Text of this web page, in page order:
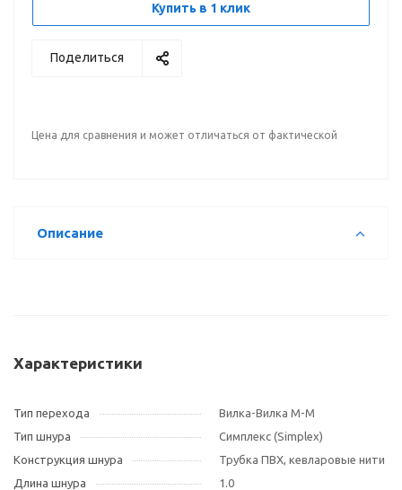
Купить в 1 клик
Поделиться
Цена для сравнения и может отличаться от фактической
Описание
Характеристики
Тип перехода
Вилка-Вилка M-M
Тип шнура
Симплекс (Simplex)
Конструкция шнура
Трубка ПВХ, кевларовые нити
Длина шнура
1.0